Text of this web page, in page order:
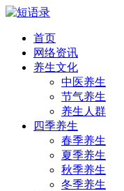
首页
网络资讯
养生文化
中医养生
节气养生
养生人群
四季养生
春季养生
夏季养生
秋季养生
冬季养生